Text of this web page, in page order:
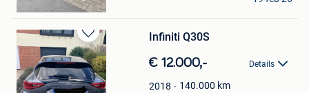
Leers
Bewaren
in
Mijn
Favorieten
Infiniti Q30S
€ 12.000,- Details
2018 140.000 km